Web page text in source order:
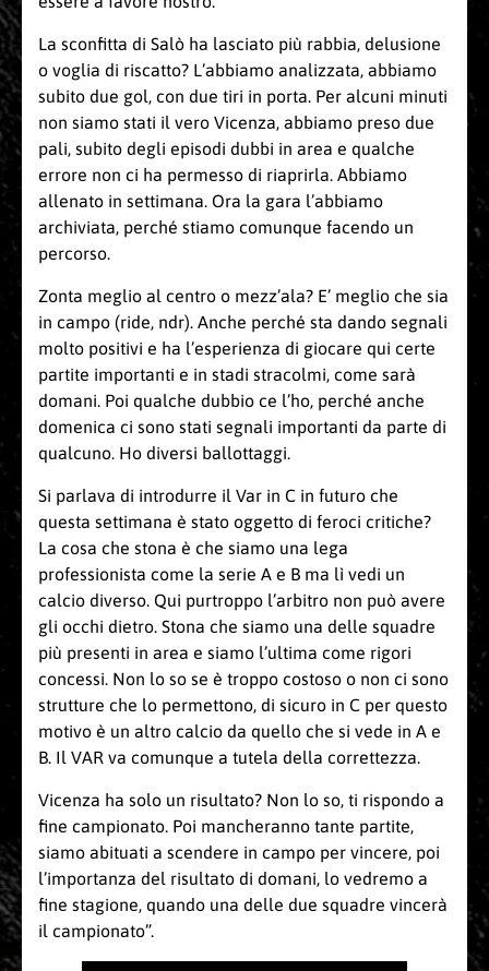
La sconfitta di Salò ha lasciato più rabbia, delusione
o voglia di riscatto? L’abbiamo analizzata, abbiamo
subito due gol, con due tiri in porta. Per alcuni minuti
non siamo stati il vero Vicenza, abbiamo preso due
pali, subito degli episodi dubbi in area e qualche
errore non ci ha permesso di riaprirla. Abbiamo
allenato in settimana. Ora la gara l’abbiamo
archiviata, perché stiamo comunque facendo un
percorso.
Zonta meglio al centro o mezz’ala? E’ meglio che sia
in campo (ride, ndr). Anche perché sta dando segnali
molto positivi e ha l’esperienza di giocare qui certe
partite importanti e in stadi stracolmi, come sarà
domani. Poi qualche dubbio ce l’ho, perché anche
domenica ci sono stati segnali importanti da parte di
qualcuno. Ho diversi ballottaggi.
Si parlava di introdurre il Var in C in futuro che
questa settimana è stato oggetto di feroci critiche?
La cosa che stona è che siamo una lega
professionista come la serie A e B ma lì vedi un
calcio diverso. Qui purtroppo l’arbitro non può avere
gli occhi dietro. Stona che siamo una delle squadre
più presenti in area e siamo l’ultima come rigori
concessi. Non lo so se è troppo costoso o non ci sono
strutture che lo permettono, di sicuro in C per questo
motivo è un altro calcio da quello che si vede in A e
B. Il VAR va comunque a tutela della correttezza.
Vicenza ha solo un risultato? Non lo so, ti rispondo a
fine campionato. Poi mancheranno tante partite,
siamo abituati a scendere in campo per vincere, poi
l’importanza del risultato di domani, lo vedremo a
fine stagione, quando una delle due squadre vincerà
il campionato”.